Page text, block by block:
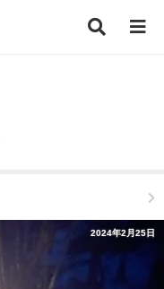
2024年2月25日